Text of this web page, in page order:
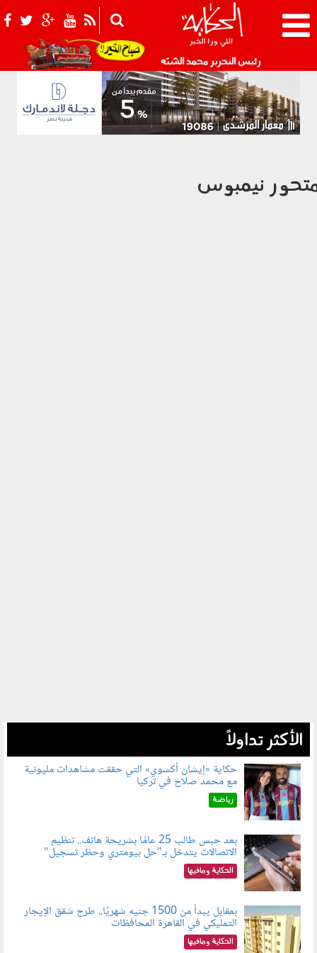
رئيس التحرير محمد الشبّه 021_2.png
نيمبوس
الأكثر تداولاً
080802.jpg
حكاية «إيشان أكسوي» التي حققت مشاهدات مليونية
مع محمد صلاح في تركيا
رياضة
080803.jpg
بعد حبس طالب 25 عامًا بشريحة هاتف.. تنظيم
الاتصالات يتدخل بـ"حل بيومتري وحظر تسجيل"
الحكاية ومافيها
080801.jpg
بمقابل يبدأ من 1500 جنيه شهريًا.. طرح شقق الإيجار
التمليكي في القاهرة المحافظات
الحكاية ومافيها